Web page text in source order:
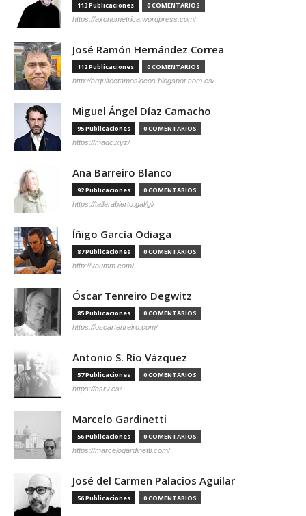
113 Publicaciones 0 COMENTARIOS
https://axonometrica.wordpress.com/
José Ramón Hernández Correa
112 Publicaciones 0 COMENTARIOS
http://arquitectamoslocos.blogspot.com.es/
Miguel Ángel Díaz Camacho
95 Publicaciones 0 COMENTARIOS
https://madc.xyz/
Ana Barreiro Blanco
92 Publicaciones 0 COMENTARIOS
https://tallerabierto.gal/gl/
Íñigo García Odiaga
87 Publicaciones 0 COMENTARIOS
http://vaumm.com/
Óscar Tenreiro Degwitz
85 Publicaciones 0 COMENTARIOS
https://oscartenreiro.com/
Antonio S. Río Vázquez
57 Publicaciones 0 COMENTARIOS
https://asrv.es/
Marcelo Gardinetti
56 Publicaciones 0 COMENTARIOS
https://marcelogardinetti.com/
José del Carmen Palacios Aguilar
56 Publicaciones 0 COMENTARIOS